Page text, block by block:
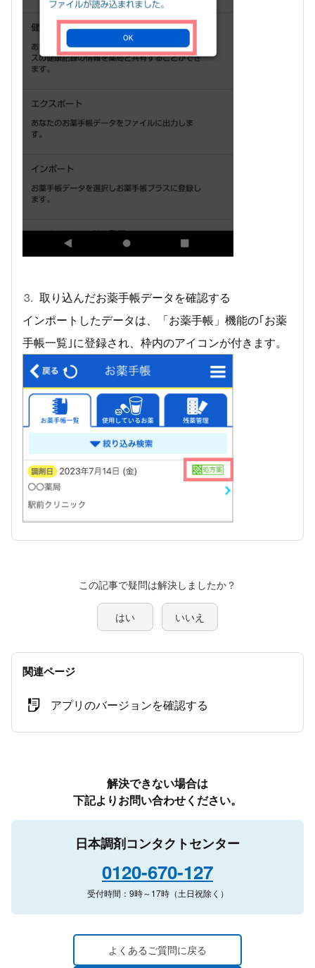
取り込んだお薬手帳データを確認する
インポートしたデータは、「お薬手帳」機能の｢お薬
手帳一覧｣に登録され、枠内のアイコンが付きます。
この記事で疑問は解決しましたか？
はい いいえ
関連ページ
アプリのバージョンを確認する
解決できない場合は
下記よりお問い合わせください。
日本調剤コンタクトセンター
0120-670-127
受付時間：9時～17時（土日祝除く）
よくあるご質問に戻る